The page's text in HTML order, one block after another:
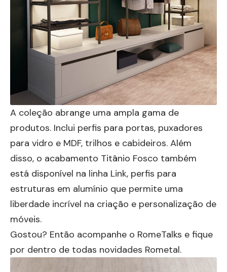
A coleção abrange uma ampla gama de
produtos. Inclui perfis para portas, puxadores
para vidro e MDF, trilhos e cabideiros. Além
disso, o acabamento Titânio Fosco também
está disponível na linha Link, perfis para
estruturas em alumínio que permite uma
liberdade incrível na criação e personalização de
móveis.
Gostou? Então acompanhe o RomeTalks e fique
por dentro de todas novidades Rometal.